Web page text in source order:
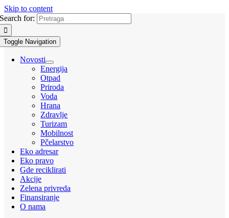
Skip to content
Search for:
Toggle Navigation
Novosti
Energija
Otpad
Priroda
Voda
Hrana
Zdravlje
Turizam
Mobilnost
Pčelarstvo
Eko adresar
Eko pravo
Gde reciklirati
Akcije
Zelena privreda
Finansiranje
O nama